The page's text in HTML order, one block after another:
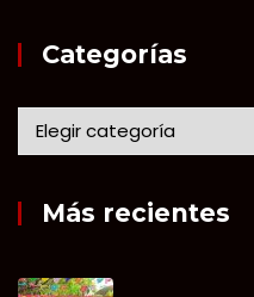
Categorías
Más recientes